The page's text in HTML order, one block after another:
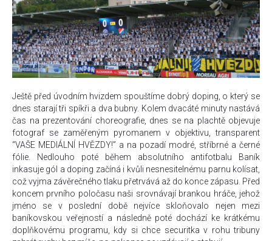
Ještě před úvodním hvizdem spouštíme dobrý doping, o který se
dnes starají tři spíkři a dva bubny. Kolem dvacáté minuty nastává
čas na prezentování choreografie, dnes se na plachtě objevuje
fotograf se zaměřeným pyromanem v objektivu, transparent
“VAŠE MEDIÁLNÍ HVĚZDY!” a na pozadí modré, stříbrné a černé
fólie. Nedlouho poté během absolutního antifotbalu Baník
inkasuje gól a doping začíná i kvůli nesnesitelnému parnu kolísat,
což vyjma závěrečného tlaku přetrvává až do konce zápasu. Před
koncem prvního poločasu naši srovnávají brankou hráče, jehož
jméno se v poslední době nejvíce skloňovalo nejen mezi
baníkovskou veřejností a následně poté dochází ke krátkému
doplňkovému programu, kdy si chce securitka v rohu tribuny